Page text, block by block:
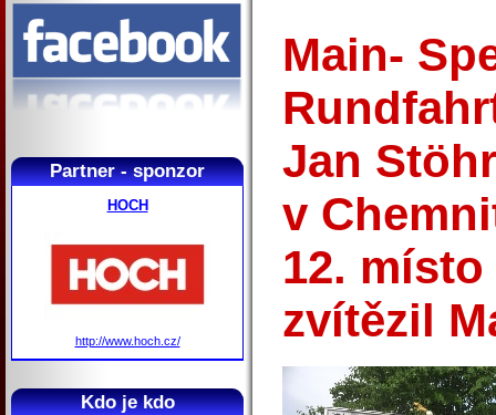
Partner - sponzor
HOCH
http://www.hoch.cz/
Kdo je kdo
Main-
Jan
v
12.
zvítězil